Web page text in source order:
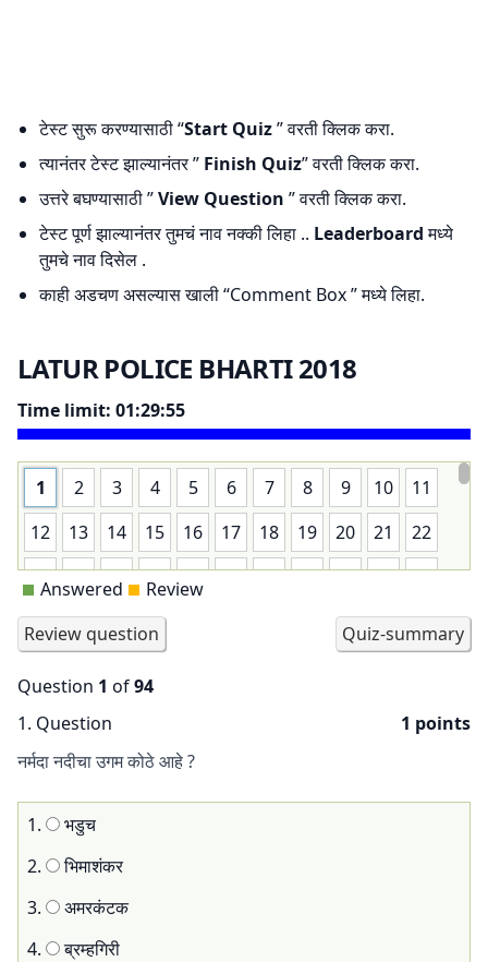
टेस्ट सुरू करण्यासाठी “Start Quiz” वरती क्लिक करा.
त्यानंतर टेस्ट झाल्यानंतर ” Finish Quiz” वरती क्लिक करा.
उत्तरे बघण्यासाठी ”View Question ” वरती क्लिक करा.
टेस्ट पूर्ण झाल्यानंतर तुमचं नाव नक्की लिहा .. Leaderboardमध्ये
तुमचे नाव दिसेल .
काही अडचण असल्यास खाली “Comment Box ” मध्ये लिहा.
LATUR POLICE BHARTI 2018
Time limit: 01:29:55
1 2 3 4 5 6 7 8 9 10
11
12
13 14 15 16 17 18 19 20 21
22
23
24 25 26 27 28 29 30 31 32
33
34
35 36 37 42 43
44
56
57
67
68 69 70 71
78
79 80 81 82 83 84 85 86 87
88
Answered Review
Question 1 of94
1. Question
1 points
नर्मदा नदीचा उगम कोठे आहे ?
1.
भडुच
2.
भिमाशंकर
3.
अमरकंटक
4.
ब्रम्हगिरी